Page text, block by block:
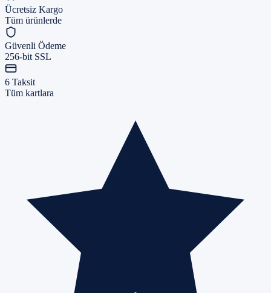
Ücretsiz Kargo
Tüm ürünlerde
Güvenli Ödeme
256-bit SSL
6 Taksit
Tüm kartlara